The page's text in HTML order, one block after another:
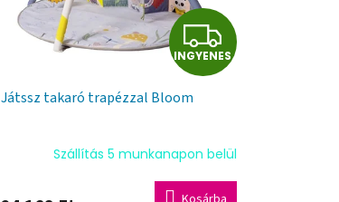
I
N
Y
E
INGYENES
Játssz takaró trapézzal Bloom
Szállítás 5 munkanapon belül